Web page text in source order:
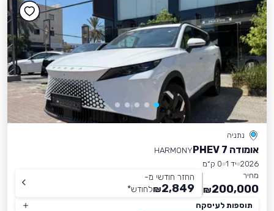
נתניה
אומודה 7 PHEV
HARMONY
2026 יד 1
0 ק״מ
מחיר
200,000
₪
החזר חודשי מ-
2,849
₪לחודש*
תוספות לעיסקה